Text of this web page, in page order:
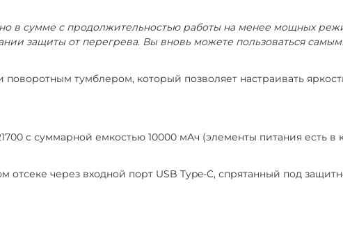
в сумме с продолжительностью работы на менее мощных
защиты от перегрева. Вы вновь можете пользоваться
тумблером, который позволяет настраивать
с суммарной емкостью 10000 мАч (элементы питания есть
отсеке через входной порт USB Type-C, спрятанный под